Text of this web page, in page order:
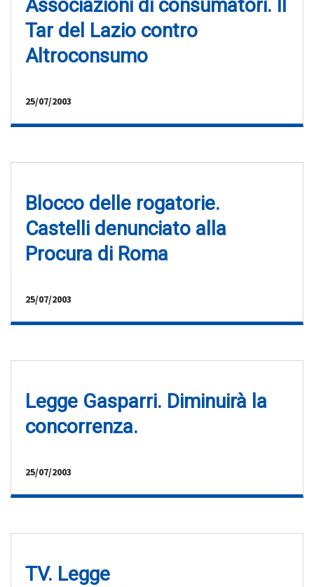
Associazioni di consumatori. Il
Tar del Lazio contro
Altroconsumo
25/07/2003
Blocco delle rogatorie.
Castelli denunciato alla
Procura di Roma
25/07/2003
Legge Gasparri. Diminuirà la
concorrenza.
25/07/2003
TV. Legge